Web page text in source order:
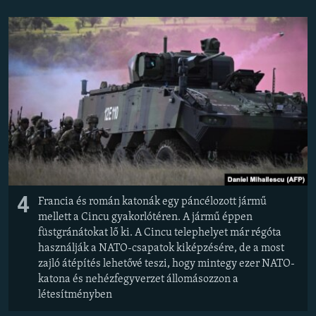
4
Francia és román katonák egy páncélozott jármű
mellett a Cincu gyakorlótéren. A jármű éppen
füstgránátokat lő ki. A Cincu telephelyet már régóta
használják a NATO-csapatok kiképzésére, de a most
zajló átépítés lehetővé teszi, hogy mintegy ezer NATO-
katona és nehézfegyverzet állomásozzon a
létesítményben